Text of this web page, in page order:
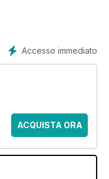
Accesso immediato
ACQUISTA ORA